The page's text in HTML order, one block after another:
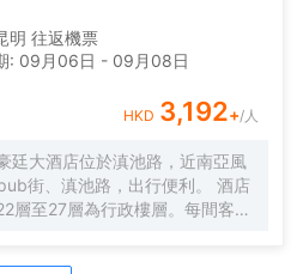
明 往返機票
: 09月06日 - 09月08日
HKD 3,192+/人
廷大酒店位於滇池路，近南亞風
街、滇池路，出行便利。 酒店
層至27層為行政樓層。每間客房